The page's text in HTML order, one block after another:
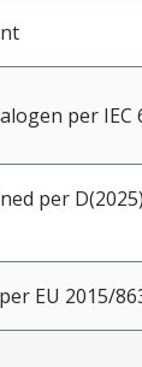
per IEC
per
EU 2015/